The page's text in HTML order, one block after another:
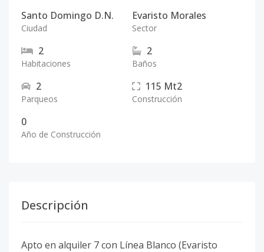
Santo Domingo D.N.
Ciudad
Evaristo Morales
Sector
2
Habitaciones
2
Baños
2
Parqueos
115 Mt2
Construcción
0
Año de Construcción
Descripción
Apto en alquiler 7 con Línea Blanco (Evaristo